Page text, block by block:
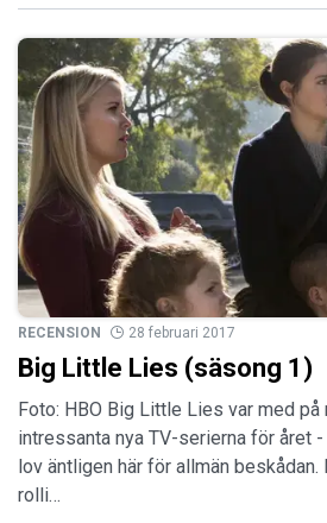
RECENSION 28 februari 2017
Big Little Lies (säsong 1)
Foto: HBO Big Little Lies var med
intressanta nya TV-serierna för året
lov äntligen här för allmän
rolli…